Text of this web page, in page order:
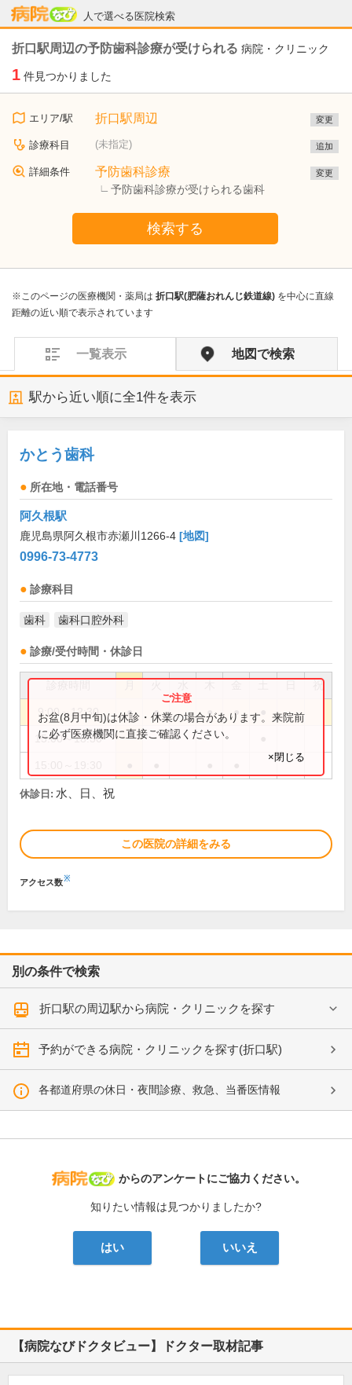
人で選べる医院検索
病院なび
折口駅周辺の予防歯科診療が受けられる 病院・クリニック
1 件見つかりました
エリア/駅 折口駅周辺 変更
診療科目 (未指定) 追加
詳細条件 予防歯科診療
予防歯科診療が受けられる歯科
変更
検索する
※このページの医療機関・薬局は 折口駅(肥薩おれんじ鉄道線) を中心に直線
距離の近い順で表示されています
一覧表示 地図で検索
駅から近い順に全1件を表示
かとう歯科
所在地・電話番号
阿久根駅
鹿児島県阿久根市赤瀬川1266-4 [地図]
0996-73-4773
診療科目
歯科 歯科口腔外科
診療/受付時間・休診日
祝
9:00～12:30 ● ● ● ●
15:00～18:30
お盆(8月中旬)は休診・休業の場合があります。来院前
に必ず医療機関に直接ご確認ください。
×閉じる
休診日: 水、日、祝
この医院の詳細をみる
アクセス数※
別の条件で検索
折口駅の周辺駅から病院・クリニックを探す
予約ができる病院・クリニックを探す(折口駅)
各都道府県の休日・夜間診療、救急、当番医情報
病院なび
からのアンケートにご協力ください。
知りたい情報は見つかりましたか?
はい いいえ
【病院なびドクタビュー】ドクター取材記事